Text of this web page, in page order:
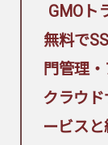
GMOト
無料で
門管理
クラウ
ービス